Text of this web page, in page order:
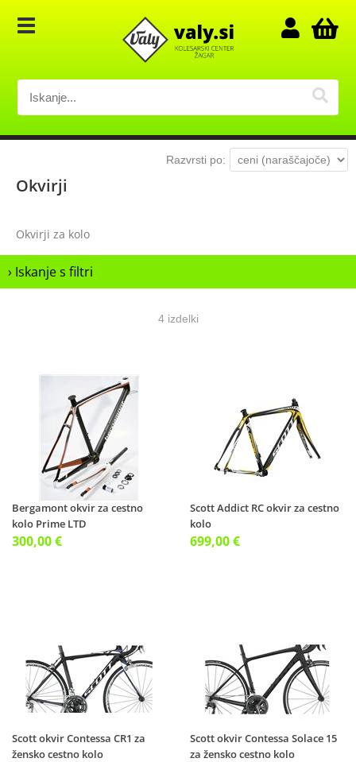
Razvrsti po:
Okvirji
Okvirji za kolo
› Iskanje s filtri
4 izdelki
Bergamont okvir za cestno
kolo Prime LTD
300,00 €
Scott Addict RC okvir za cestno
kolo
699,00 €
Scott okvir Contessa CR1 za
žensko cestno kolo
Scott okvir Contessa Solace 15
za žensko cestno kolo